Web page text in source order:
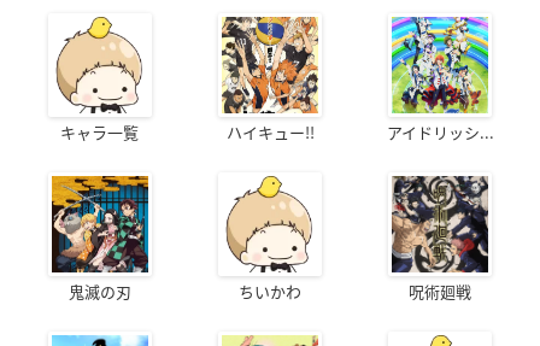
キャラ一覧 ハイキュー!! アイドリッシ...
鬼滅の刃 ちいかわ 呪術廻戦